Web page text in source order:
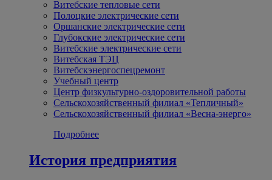
Витебские тепловые сети
Полоцкие электрические сети
Оршанские электрические сети
Глубокские электрические сети
Витебские электрические сети
Витебская ТЭЦ
Витебскэнергоспецремонт
Учебный центр
Центр физкультурно-оздоровительной работы
Сельскохозяйственный филиал «Тепличный»
Сельскохозяйственный филиал «Весна-энерго»
Подробнее
История предприятия